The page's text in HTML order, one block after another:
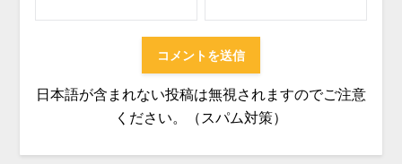
日本語が含まれない投稿は無視されますのでご注意
ください。（スパム対策）